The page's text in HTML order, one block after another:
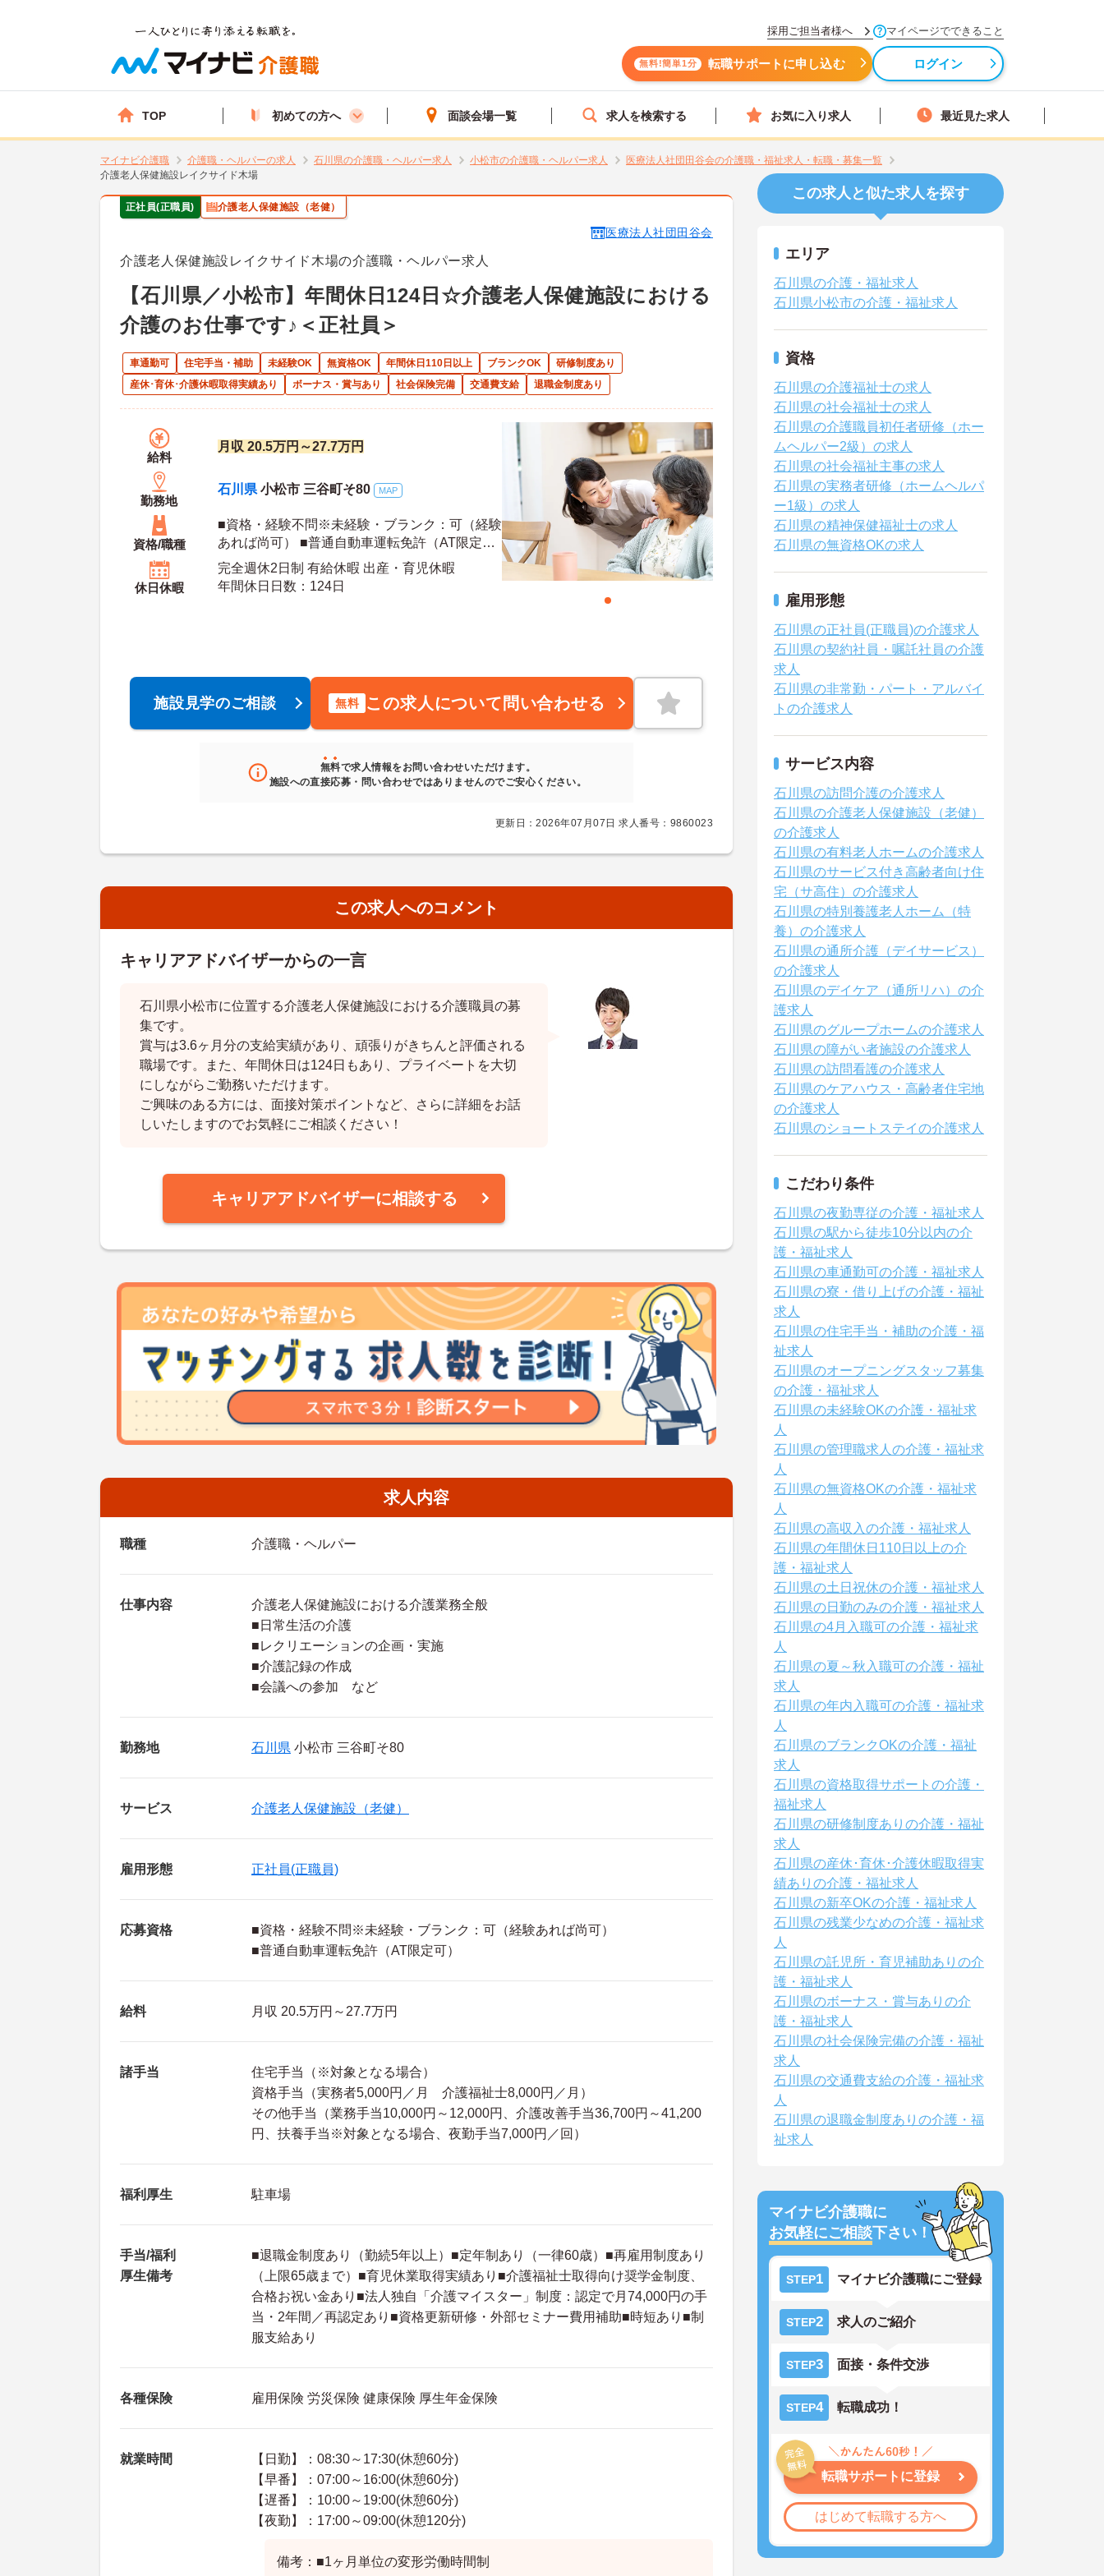
採用ご担当者様へ マイページでできること
無料!簡単1分 転職サポートに申し込む ログイン
TOP 初めての方へ 面談会場一覧 求人を検索する お気に入り求人 最近見た求人
マイナビ介護職 介護職・ヘルパーの求人 石川県の介護職・ヘルパー求人 小松市の介護職・ヘルパー求人
医療法人社団田谷会の介護職・福祉求人・転職・募集一覧
介護老人保健施設レイクサイド木場
正社員(正職員) 介護老人保健施設（老健）
医療法人社団田谷会
介護老人保健施設レイクサイド木場の介護職・ヘルパー求人
【石川県／小松市】年間休日124日☆介護老人保健施設における
介護のお仕事です♪＜正社員＞
車通勤可 住宅手当・補助 未経験OK 無資格OK 年間休日110日以上 ブランクOK
研修制度あり
産休･育休･介護休暇取得実績あり
ボーナス・賞与あり 社会保険完備 交通費支給 退職金制度あり
給料
月収 20.5万円～27.7万円
勤務地
石川県 小松市 三谷町そ80 MAP
資格/職種
■資格・経験不問※未経験・ブランク：可（経験
あれば尚可） ■普通自動車運転免許（AT限定
可）
休日休暇
完全週休2日制 有給休暇 出産・育児休暇
年間休日日数：124日
施設見学のご相談 無料 この求人について問い合わせる
無料で求人情報をお問い合わせいただけます。
施設への直接応募・問い合わせではありませんのでご安心ください。
更新日：2026年07月07日 求人番号：9860023
この求人へのコメント
キャリアアドバイザーからの一言
石川県小松市に位置する介護老人保健施設における介護職員の募
集です。
賞与は3.6ヶ月分の支給実績があり、頑張りがきちんと評価される
職場です。また、年間休日は124日もあり、プライベートを大切
にしながらご勤務いただけます。
ご興味のある方には、面接対策ポイントなど、さらに詳細をお話
しいたしますのでお気軽にご相談ください！
キャリアアドバイザーに相談する
求人内容
職種 介護職・ヘルパー
仕事内容
介護老人保健施設における介護業務全般
■日常生活の介護
■レクリエーションの企画・実施
■介護記録の作成
■会議への参加 など
勤務地 石川県 小松市 三谷町そ80
サービス 介護老人保健施設（老健）
雇用形態 正社員(正職員)
応募資格
■資格・経験不問※未経験・ブランク：可（経験あれば尚可）
■普通自動車運転免許（AT限定可）
給料 月収 20.5万円～27.7万円
諸手当
住宅手当（※対象となる場合）
資格手当（実務者5,000円／月 介護福祉士8,000円／月）
その他手当（業務手当10,000円～12,000円、介護改善手当36,700円～41,200
円、扶養手当※対象となる場合、夜勤手当7,000円／回）
福利厚生 駐車場
手当/福利
厚生備考
■退職金制度あり（勤続5年以上）■定年制あり（一律60歳）■再雇用制度あり
（上限65歳まで）■育児休業取得実績あり■介護福祉士取得向け奨学金制度、
合格お祝い金あり■法人独自「介護マイスター」制度：認定で月74,000円の手
当・2年間／再認定あり■資格更新研修・外部セミナー費用補助■時短あり■制
服支給あり
各種保険 雇用保険 労災保険 健康保険 厚生年金保険
就業時間
【日勤】：08:30～17:30(休憩60分)
【早番】：07:00～16:00(休憩60分)
【遅番】：10:00～19:00(休憩60分)
【夜勤】：17:00～09:00(休憩120分)
備考：■1ヶ月単位の変形労働時間制
この求人と似た求人を探す
エリア
石川県の介護・福祉求人
石川県小松市の介護・福祉求人
資格
石川県の介護福祉士の求人
石川県の社会福祉士の求人
石川県の介護職員初任者研修（ホー
ムヘルパー2級）の求人
石川県の社会福祉主事の求人
石川県の実務者研修（ホームヘルパ
ー1級）の求人
石川県の精神保健福祉士の求人
石川県の無資格OKの求人
雇用形態
石川県の正社員(正職員)の介護求人
石川県の契約社員・嘱託社員の介護
求人
石川県の非常勤・パート・アルバイ
トの介護求人
サービス内容
石川県の訪問介護の介護求人
石川県の介護老人保健施設（老健）
の介護求人
石川県の有料老人ホームの介護求人
石川県のサービス付き高齢者向け住
宅（サ高住）の介護求人
石川県の特別養護老人ホーム（特
養）の介護求人
石川県の通所介護（デイサービス）
の介護求人
石川県のデイケア（通所リハ）の介
護求人
石川県のグループホームの介護求人
石川県の障がい者施設の介護求人
石川県の訪問看護の介護求人
石川県のケアハウス・高齢者住宅地
の介護求人
石川県のショートステイの介護求人
こだわり条件
石川県の夜勤専従の介護・福祉求人
石川県の駅から徒歩10分以内の介
護・福祉求人
石川県の車通勤可の介護・福祉求人
石川県の寮・借り上げの介護・福祉
求人
石川県の住宅手当・補助の介護・福
祉求人
石川県のオープニングスタッフ募集
の介護・福祉求人
石川県の未経験OKの介護・福祉求
人
石川県の管理職求人の介護・福祉求
人
石川県の無資格OKの介護・福祉求
人
石川県の高収入の介護・福祉求人
石川県の年間休日110日以上の介
護・福祉求人
石川県の土日祝休の介護・福祉求人
石川県の日勤のみの介護・福祉求人
石川県の4月入職可の介護・福祉求
人
石川県の夏～秋入職可の介護・福祉
求人
石川県の年内入職可の介護・福祉求
人
石川県のブランクOKの介護・福祉
求人
石川県の資格取得サポートの介護・
福祉求人
石川県の研修制度ありの介護・福祉
求人
石川県の産休･育休･介護休暇取得実
績ありの介護・福祉求人
石川県の新卒OKの介護・福祉求人
石川県の残業少なめの介護・福祉求
人
石川県の託児所・育児補助ありの介
護・福祉求人
石川県のボーナス・賞与ありの介
護・福祉求人
石川県の社会保険完備の介護・福祉
求人
石川県の交通費支給の介護・福祉求
人
石川県の退職金制度ありの介護・福
祉求人
マイナビ介護職に
お気軽にご相談下さい！
STEP1 マイナビ介護職にご登録
STEP2 求人のご紹介
STEP3 面接・条件交渉
STEP4 転職成功！
転職サポートに登録
はじめて転職する方へ